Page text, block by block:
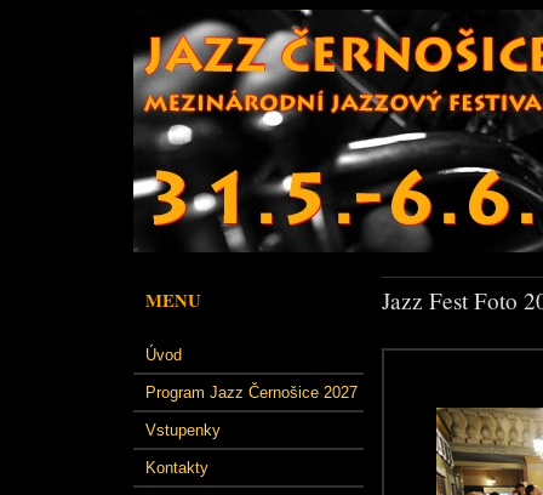
MENU
Úvod
Program Jazz Černošice 2027
Vstupenky
Kontakty
Jazz Fest Foto